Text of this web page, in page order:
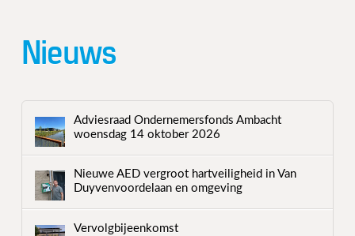
Nieuws
Adviesraad Ondernemersfonds Ambacht
woensdag 14 oktober 2026
Nieuwe AED vergroot hartveiligheid in Van
Duyvenvoordelaan en omgeving
Vervolgbijeenkomst